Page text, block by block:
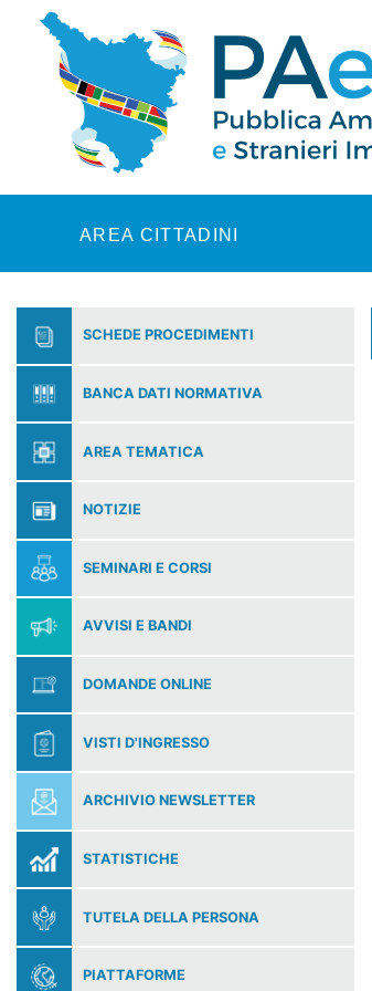
Skip to main content
AREA CITTADINI
SCHEDE PROCEDIMENTI
BANCA DATI NORMATIVA
AREA TEMATICA
NOTIZIE
SEMINARI E CORSI
AVVISI E BANDI
DOMANDE ONLINE
VISTI D'INGRESSO
ARCHIVIO NEWSLETTER
STATISTICHE
TUTELA DELLA PERSONA
PIATTAFORME